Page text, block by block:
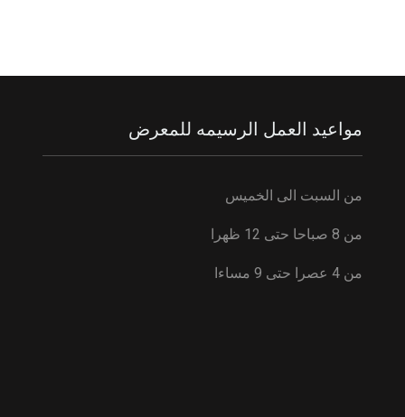
مواعيد العمل الرسيمه للمعرض
من السبت الى الخميس
من 8 صباحا حتى 12 ظهرا
من 4 عصرا حتى 9 مساءا